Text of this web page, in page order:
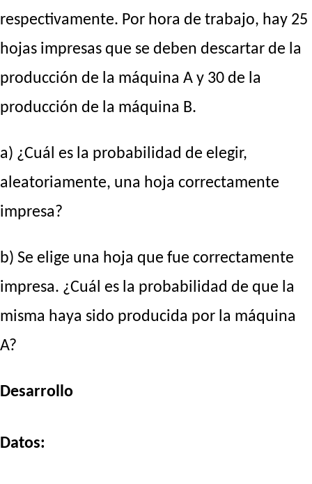
respectivamente. Por hora de trabajo, hay 25
hojas impresas que se deben descartar de la
producción de la máquina A y 30 de la
producción de la máquina B.
a) ¿Cuál es la probabilidad de elegir,
aleatoriamente, una hoja correctamente
impresa?
b) Se elige una hoja que fue correctamente
impresa. ¿Cuál es la probabilidad de que la
misma haya sido producida por la máquina
A?
Desarrollo
Datos: